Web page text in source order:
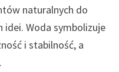
naturalnych do
idei. Woda symbolizuje
i stabilność, a